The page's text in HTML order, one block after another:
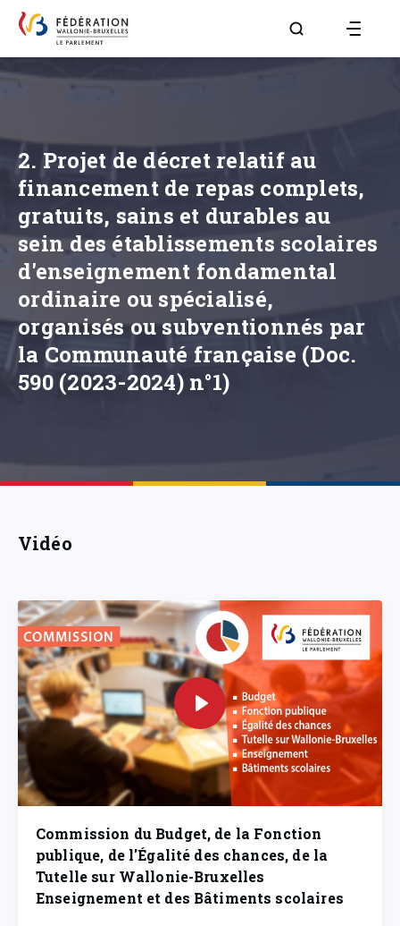
Aller à la page
2. Projet de décret relatif au
financement de repas complets,
gratuits, sains et durables au
sein des établissements scolaires
d'enseignement fondamental
ordinaire ou spécialisé,
organisés ou subventionnés par
la Communauté française (Doc.
590 (2023-2024) n°1)
Vidéo
Commission du Budget, de la Fonction
publique, de l'Égalité des chances, de la
Tutelle sur Wallonie-Bruxelles
Enseignement et des Bâtiments scolaires